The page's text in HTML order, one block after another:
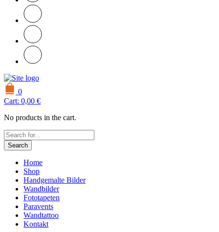
0
Cart: 0,00 €
No products in the cart.
Search
Home
Shop
Handgemalte Bilder
Wandbilder
Fototapeten
Paravents
Wandtattoo
Kontakt